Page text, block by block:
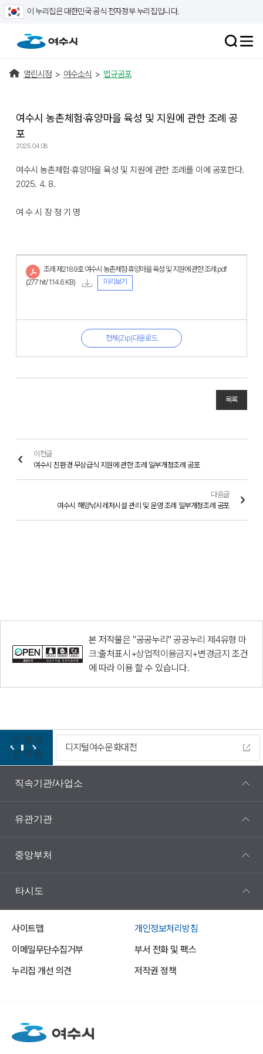
이 누리집은 대한민국 공식 전자정부 누리집입니다.
열린시정 > 여수소식 > 법규공포
여수시 농촌체험·휴양마을 육성 및 지원에 관한 조례 공
포
2025.04.08
여수시 농촌체험·휴양마을 육성 및 지원에 관한 조례를 이에 공포한다.
2025. 4. 8.
여 수 시 장 정 기 명
조례 제2189호 여수시 농촌체험·휴양마을 육성 및 지원에 관한 조례.pdf
(277 hit/ 114.6 KB)
미리보기
전체(Zip)다운로드
목록
이전글
여수시 친환경 무상급식 지원에 관한 조례 일부개정조례 공포
다음글
여수시 해양낚시레저시설 관리 및 운영 조례 일부개정조례 공포
본 저작물은 "공공누리"공공누리 제4유형 마
크:출처표시+상업적이용금지+변경금지 조건
에 따라 이용 할 수 있습니다.
이
전
정
지
다
음
디지털여수문화대전
직속기관/사업소
유관기관
중앙부처
타시도
사이트맵
개인정보처리방침
이메일무단수집거부
부서 전화 및 팩스
누리집 개선 의견
저작권 정책